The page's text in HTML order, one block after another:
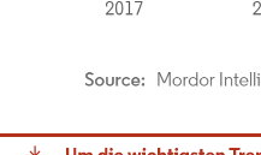
Intelligence. Wiederverwendung